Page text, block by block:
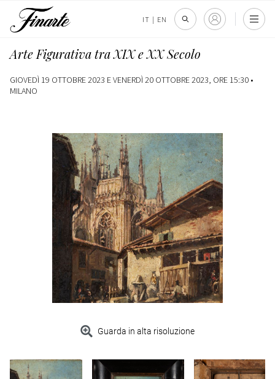
IT | EN
Arte Figurativa tra XIX e XX Secolo
GIOVEDÌ 19 OTTOBRE 2023 E VENERDÌ 20 OTTOBRE 2023, ORE 15:30 •
MILANO
Guarda in alta risoluzione